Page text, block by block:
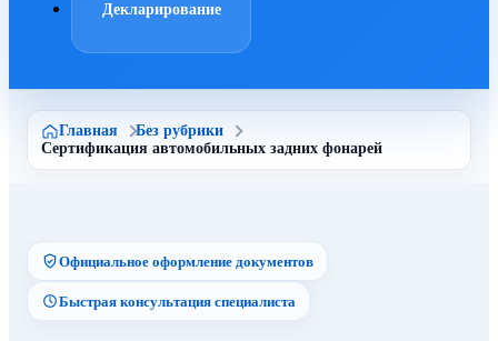
Декларирование
Главная
Без рубрики
Сертификация автомобильных задних фонарей
Официальное оформление документов
Быстрая консультация специалиста